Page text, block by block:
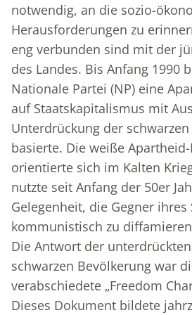
notwendig, an die sozio-
Herausforderungen zu
eng verbunden sind mit der
des Landes. Bis Anfang 1990
Nationale Partei (NP) eine
auf Staatskapitalismus mit
Unterdrückung der
basierte. Die weiße
orientierte sich im Kalten
nutzte seit Anfang der 50er
Gelegenheit, die Gegner ihres
kommunistisch zu
Die Antwort der
schwarzen Bevölkerung war
verabschiedete „Freedom
Dieses Dokument bildete